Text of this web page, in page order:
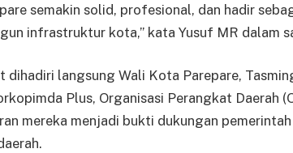
semakin solid, profesional, dan hadir
infrastruktur kota,” kata Yusuf MR dalam
dihadiri langsung Wali Kota Parepare,
Plus, Organisasi Perangkat Daerah
mereka menjadi bukti dukungan